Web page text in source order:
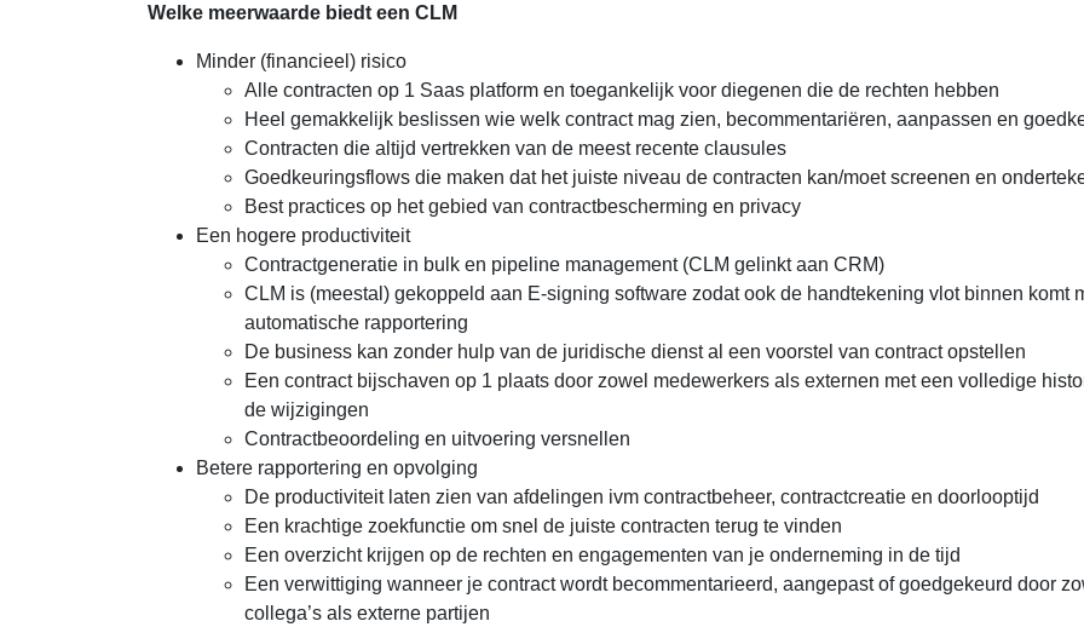
Welke meerwaarde biedt een CLM
Minder (financieel) risico
Alle contracten op 1 Saas platform en toegankelijk voor diegenen die de rechten hebben
Heel gemakkelijk beslissen wie welk contract mag zien, becommentariëren, aanpassen en
Contracten die altijd vertrekken van de meest recente clausules
Goedkeuringsflows die maken dat het juiste niveau de contracten kan/moet screenen en
Best practices op het gebied van contractbescherming en privacy
Een hogere productiviteit
Contractgeneratie in bulk en pipeline management (CLM gelinkt aan CRM)
CLM is (meestal) gekoppeld aan E-signing software zodat ook de handtekening vlot binnen komt
automatische rapportering
De business kan zonder hulp van de juridische dienst al een voorstel van contract opstellen
Een contract bijschaven op 1 plaats door zowel medewerkers als externen met een volledige
de wijzigingen
Contractbeoordeling en uitvoering versnellen
Betere rapportering en opvolging
De productiviteit laten zien van afdelingen ivm contractbeheer, contractcreatie en doorlooptijd
Een krachtige zoekfunctie om snel de juiste contracten terug te vinden
Een overzicht krijgen op de rechten en engagementen van je onderneming in de tijd
Een verwittiging wanneer je contract wordt becommentarieerd, aangepast of goedgekeurd door
collega’s als externe partijen